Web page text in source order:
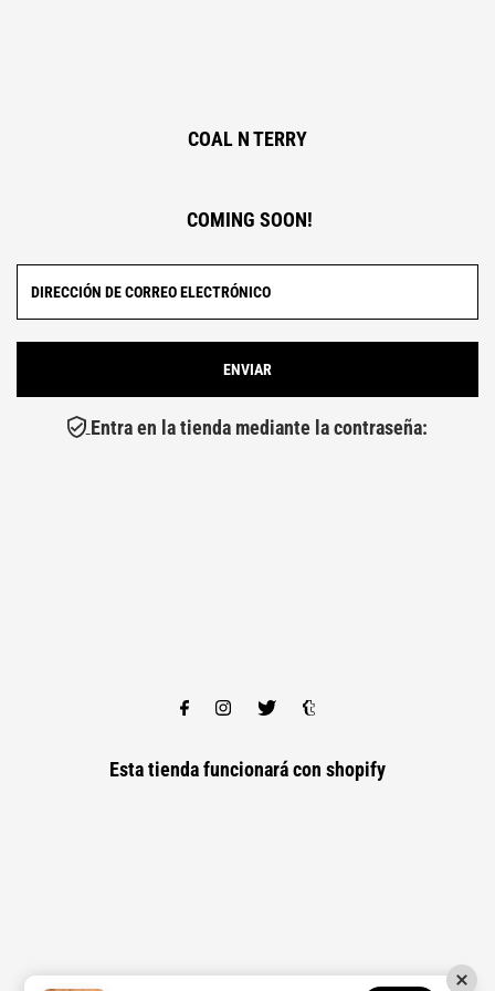
COAL N TERRY
COMING SOON!
Entra en la tienda mediante la contraseña:
Esta tienda funcionará con shopify